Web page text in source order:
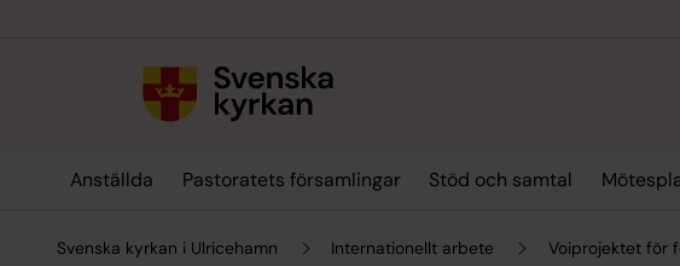
Anställda Pastoratets församlingar Stöd och samtal
Svenska kyrkan i Ulricehamn Internationellt arbete Voiprojektet för